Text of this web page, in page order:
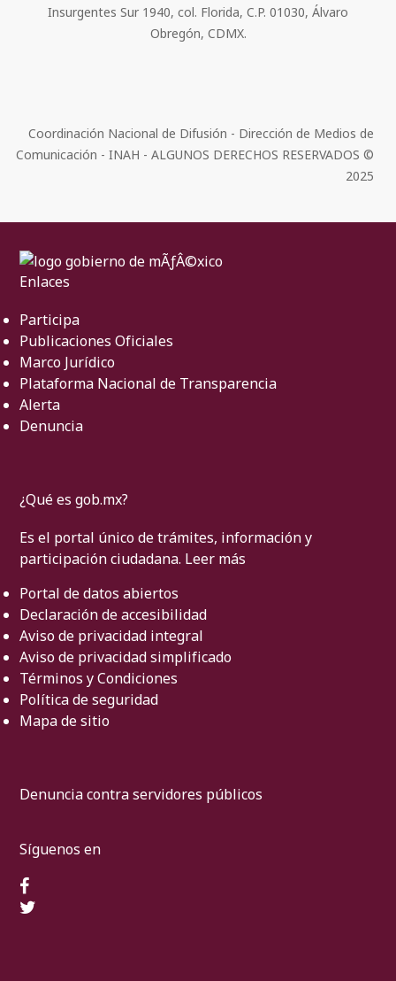
Insurgentes Sur 1940, col. Florida, C.P. 01030, Álvaro
Obregón, CDMX.
Coordinación Nacional de Difusión - Dirección de Medios de
Comunicación - INAH - ALGUNOS DERECHOS RESERVADOS ©
2025
Enlaces
Participa
Publicaciones Oficiales
Marco Jurídico
Plataforma Nacional de Transparencia
Alerta
Denuncia
¿Qué es gob.mx?
Es el portal único de trámites, información y
participación ciudadana. Leer más
Portal de datos abiertos
Declaración de accesibilidad
Aviso de privacidad integral
Aviso de privacidad simplificado
Términos y Condiciones
Política de seguridad
Mapa de sitio
Denuncia contra servidores públicos
Síguenos en